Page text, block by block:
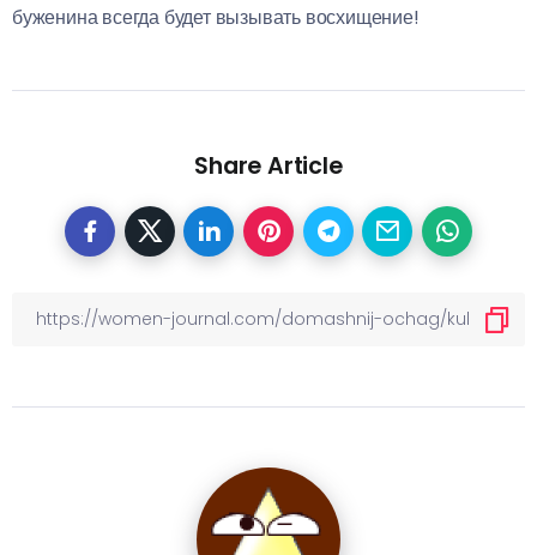
буженина всегда будет вызывать восхищение!
Share Article